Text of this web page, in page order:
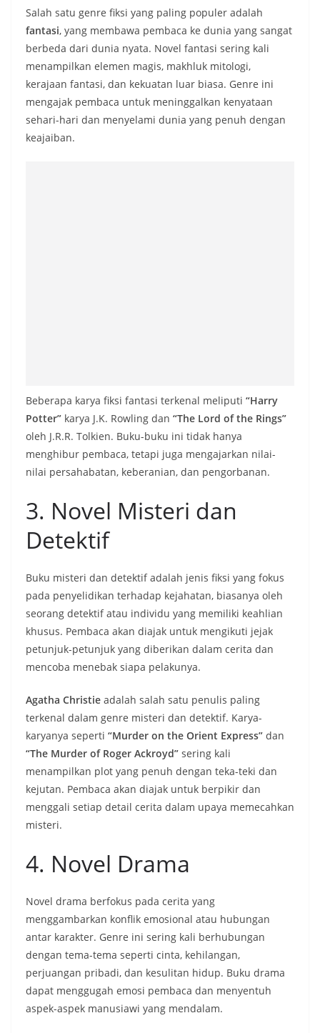
Salah satu genre fiksi yang paling populer adalah
fantasi, yang membawa pembaca ke dunia yang sangat
berbeda dari dunia nyata. Novel fantasi sering kali
menampilkan elemen magis, makhluk mitologi,
kerajaan fantasi, dan kekuatan luar biasa. Genre ini
mengajak pembaca untuk meninggalkan kenyataan
sehari-hari dan menyelami dunia yang penuh dengan
keajaiban.
Beberapa karya fiksi fantasi terkenal meliputi “Harry
Potter” karya J.K. Rowling dan “The Lord of the Rings”
oleh J.R.R. Tolkien. Buku-buku ini tidak hanya
menghibur pembaca, tetapi juga mengajarkan nilai-
nilai persahabatan, keberanian, dan pengorbanan.
3. Novel Misteri dan
Detektif
Buku misteri dan detektif adalah jenis fiksi yang fokus
pada penyelidikan terhadap kejahatan, biasanya oleh
seorang detektif atau individu yang memiliki keahlian
khusus. Pembaca akan diajak untuk mengikuti jejak
petunjuk-petunjuk yang diberikan dalam cerita dan
mencoba menebak siapa pelakunya.
Agatha Christie adalah salah satu penulis paling
terkenal dalam genre misteri dan detektif. Karya-
karyanya seperti “Murder on the Orient Express” dan
“The Murder of Roger Ackroyd” sering kali
menampilkan plot yang penuh dengan teka-teki dan
kejutan. Pembaca akan diajak untuk berpikir dan
menggali setiap detail cerita dalam upaya memecahkan
misteri.
4. Novel Drama
Novel drama berfokus pada cerita yang
menggambarkan konflik emosional atau hubungan
antar karakter. Genre ini sering kali berhubungan
dengan tema-tema seperti cinta, kehilangan,
perjuangan pribadi, dan kesulitan hidup. Buku drama
dapat menggugah emosi pembaca dan menyentuh
aspek-aspek manusiawi yang mendalam.